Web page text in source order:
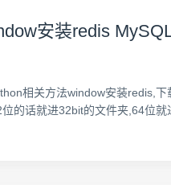
安装redis
相关方法window安装redis,
的话就进32bit的文件夹,64位